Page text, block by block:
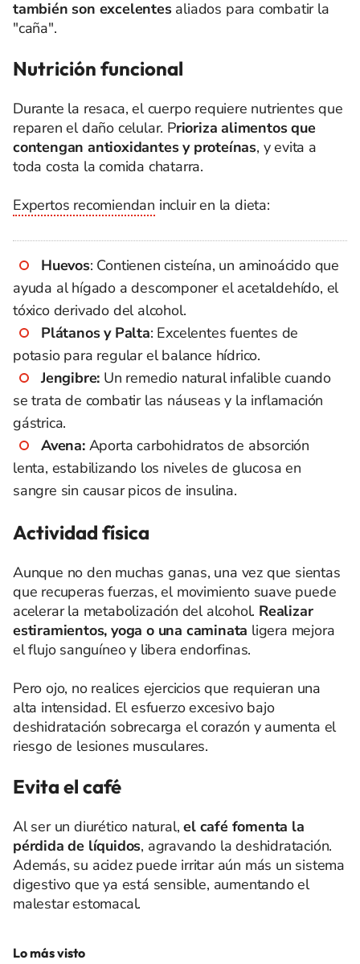
también son excelentes aliados para combatir la
"caña".
Nutrición funcional
Durante la resaca, el cuerpo requiere nutrientes que
reparen el daño celular. Prioriza alimentos que
contengan antioxidantes y proteínas, y evita a
toda costa la comida chatarra.
Expertos recomiendan incluir en la dieta:
Huevos: Contienen cisteína, un aminoácido que
ayuda al hígado a descomponer el acetaldehído, el
tóxico derivado del alcohol.
Plátanos y Palta: Excelentes fuentes de
potasio para regular el balance hídrico.
Jengibre: Un remedio natural infalible cuando
se trata de combatir las náuseas y la inflamación
gástrica.
Avena:Aporta carbohidratos de absorción
lenta, estabilizando los niveles de glucosa en
sangre sin causar picos de insulina.
Actividad física
Aunque no den muchas ganas, una vez que sientas
que recuperas fuerzas, el movimiento suave puede
acelerar la metabolización del alcohol. Realizar
estiramientos, yoga o una caminata ligera mejora
el flujo sanguíneo y libera endorfinas.
Pero ojo, no realices ejercicios que requieran una
alta intensidad. El esfuerzo excesivo bajo
deshidratación sobrecarga el corazón y aumenta el
riesgo de lesiones musculares.
Evita el café
Al ser un diurético natural,el café fomenta la
pérdida de líquidos, agravando la deshidratación.
Además, su acidez puede irritar aún más un sistema
digestivo que ya está sensible, aumentando el
malestar estomacal.
Lo más visto